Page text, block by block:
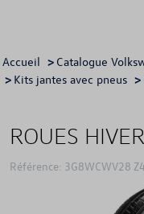
Accueil > Catalogue
> Kits jantes avec pneus >
ROUES
Référence: 3G8WCWV28